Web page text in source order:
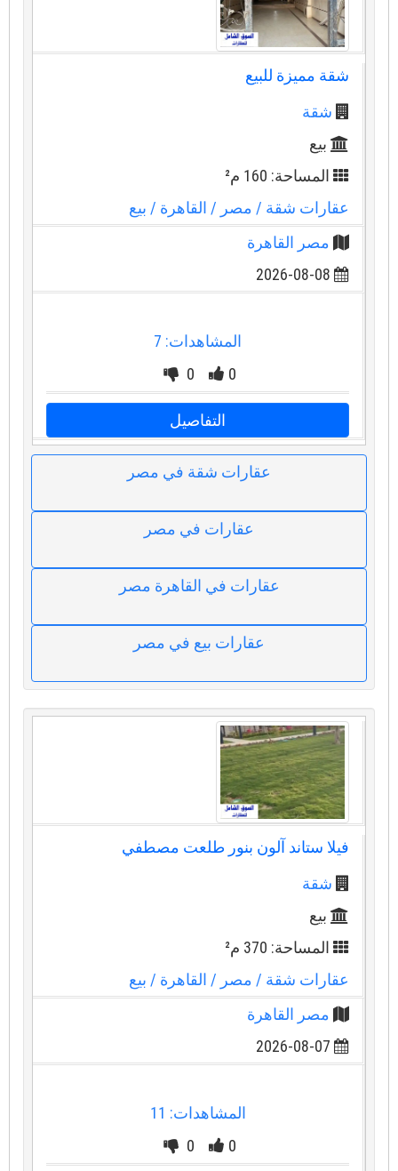
شقة مميزة للبيع
شقة
بيع
المساحة: 160 م²
عقارات شقة / مصر / القاهرة/ بيع
مصر القاهرة
2026-08-08
المشاهدات: 7
0
0
التفاصيل
عقارات شقة في مصر
عقارات في مصر
عقارات في القاهرة مصر
عقارات بيع في مصر
فيلا ستاند آلون بنور طلعت مصطفي
شقة
بيع
المساحة: 370 م²
عقارات شقة / مصر / القاهرة/ بيع
مصر القاهرة
2026-08-07
المشاهدات: 11
0
0